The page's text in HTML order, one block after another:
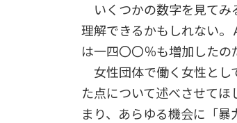
いくつかの数字を見てみ
理解できるかもしれない。
は一四〇〇％も増加した
女性団体で働く女性とし
た点について述べさせて
まり、あらゆる機会に「